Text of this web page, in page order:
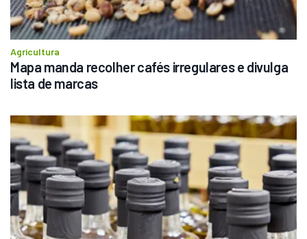
Agricultura
Mapa manda recolher cafés irregulares e divulga
lista de marcas